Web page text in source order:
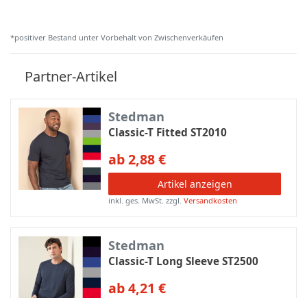
*positiver Bestand unter Vorbehalt von Zwischenverkäufen
Partner-Artikel
Stedman
Classic-T Fitted ST2010
ab 2,88 €
Artikel anzeigen
inkl. ges. MwSt. zzgl.Versandkosten
Stedman
Classic-T Long Sleeve ST2500
ab 4,21 €